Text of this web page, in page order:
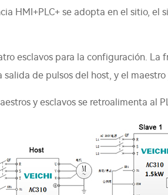
HMI+PLC+ se adopta en el sitio,
esclavos para la configuración.
de pulsos del host, y el
y esclavos se retroalimenta al